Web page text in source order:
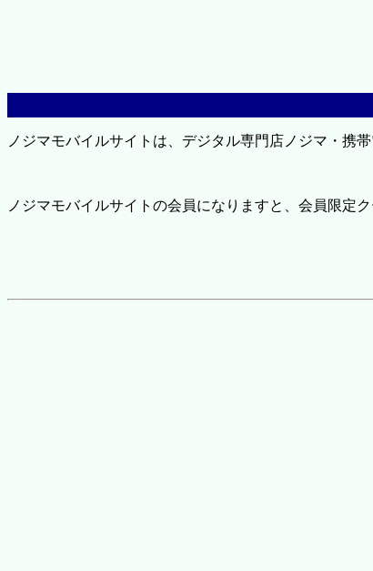
ノジマモバイルサイトは、デジタル専門店ノジマ・携
ノジマモバイルサイトの会員になりますと、会員限定